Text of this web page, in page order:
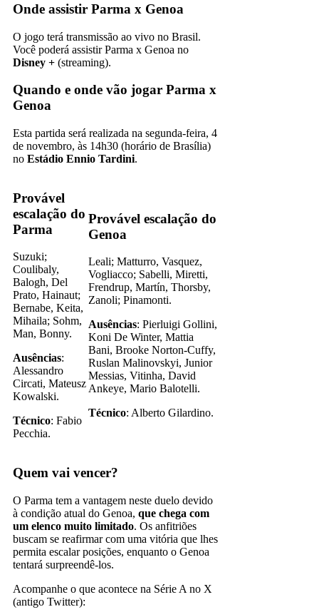
Onde assistir Parma x Genoa
O jogo terá transmissão ao vivo no Brasil.
Você poderá assistir Parma x Genoa no
Disney + (streaming).
Quando e onde vão jogar Parma x
Genoa
Esta partida será realizada na segunda-feira, 4
de novembro, às 14h30 (horário de Brasília)
no Estádio Ennio Tardini.
Provável
escalação do
Parma
Suzuki;
Coulibaly,
Balogh, Del
Prato, Hainaut;
Bernabe, Keita,
Mihaila; Sohm,
Man, Bonny.
Ausências:
Alessandro
Circati, Mateusz
Kowalski.
Técnico: Fabio
Pecchia.
Provável escalação do
Genoa
Leali; Matturro, Vasquez,
Vogliacco; Sabelli, Miretti,
Frendrup, Martín, Thorsby,
Zanoli; Pinamonti.
Ausências: Pierluigi Gollini,
Koni De Winter, Mattia
Bani, Brooke Norton-Cuffy,
Ruslan Malinovskyi, Junior
Messias, Vitinha, David
Ankeye, Mario Balotelli.
Técnico: Alberto Gilardino.
Quem vai vencer?
O Parma tem a vantagem neste duelo devido
à condição atual do Genoa, que chega com
um elenco muito limitado. Os anfitriões
buscam se reafirmar com uma vitória que lhes
permita escalar posições, enquanto o Genoa
tentará surpreendê-los.
Acompanhe o que acontece na Série A no X
(antigo Twitter):